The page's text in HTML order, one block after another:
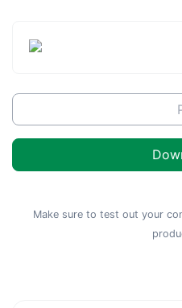
Make sure to test out your